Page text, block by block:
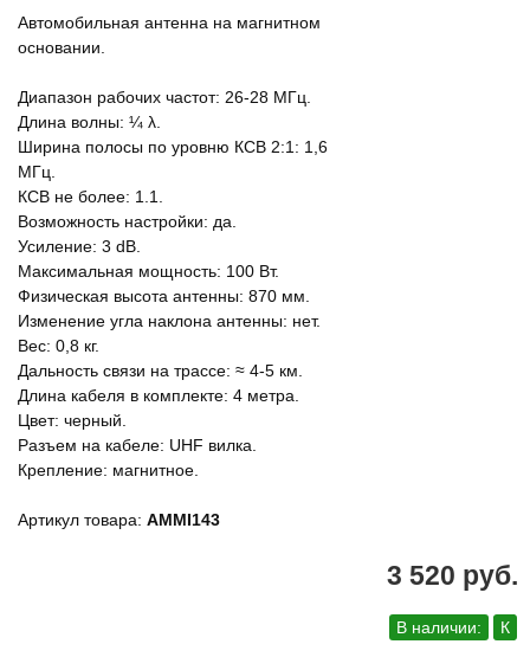
Автомобильная антенна на магнитном
основании.
Диапазон рабочих частот: 26-28 МГц.
Длина волны: ¼ λ.
Ширина полосы по уровню КСВ 2:1: 1,6
МГц.
КСВ не более: 1.1.
Возможность настройки: да.
Усиление: 3 dB.
Максимальная мощность: 100 Вт.
Физическая высота антенны: 870 мм.
Изменение угла наклона антенны: нет.
Вес: 0,8 кг.
Дальность связи на трассе: ≈ 4-5 км.
Длина кабеля в комплекте: 4 метра.
Цвет: черный.
Разъем на кабеле: UHF вилка.
Крепление: магнитное.
Артикул товара: AMMI143
3 520 руб.
В наличии: К